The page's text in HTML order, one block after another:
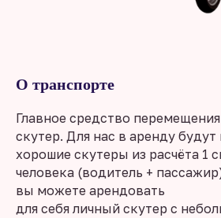
О транспорте
Главное средство
скутер. Для нас в аренду
хорошие скутеры из расчёта 1
человека (водитель +
вы можете арендовать
для себя личный скутер с